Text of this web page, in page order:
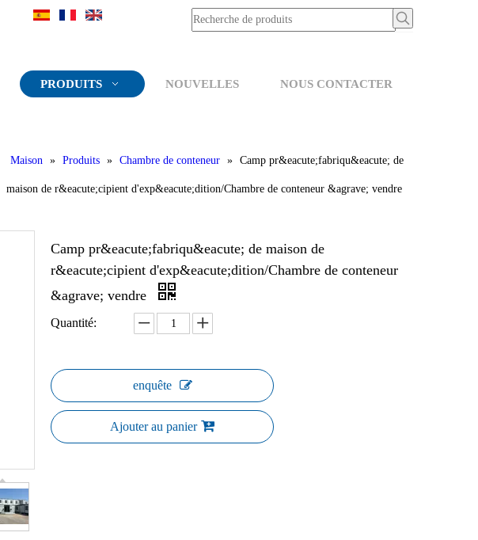
PRODUITS NOUVELLES NOUS CONTACTER
Maison » Produits » Chambre de conteneur » Camp pr&eacute;fabriqu&eacute; de
maison de r&eacute;cipient d'exp&eacute;dition/Chambre de conteneur &agrave; vendre
Camp pr&eacute;fabriqu&eacute; de maison de
r&eacute;cipient d'exp&eacute;dition/Chambre de conteneur
&agrave; vendre
Quantité:
enquête
Ajouter au panier